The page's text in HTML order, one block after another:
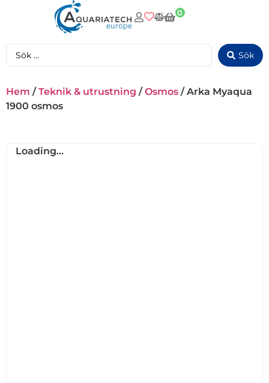
0
Sök
Hem /Teknik & utrustning /Osmos / Arka Myaqua
1900 osmos
Loading...